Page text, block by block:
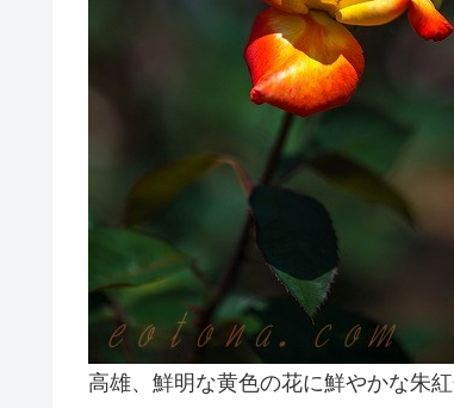
高雄、鮮明な黄色の花に鮮やかな朱